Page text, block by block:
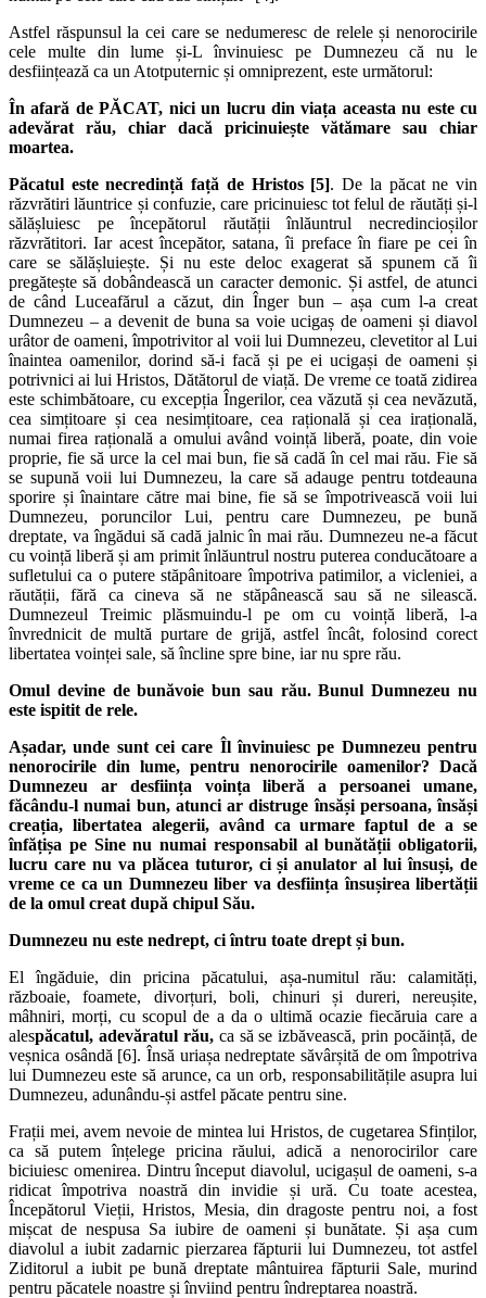
Astfel răspunsul la cei care se nedumeresc de relele și nenorocirile
cele multe din lume și-L învinuiesc pe Dumnezeu că nu le
desființează ca un Atotputernic și omniprezent, este următorul:
În afară de PĂCAT, nici un lucru din viața aceasta nu este cu
adevărat rău, chiar dacă pricinuiește vătămare sau chiar
moartea.
Păcatul este necredință față de Hristos [5]. De la păcat ne vin
răzvrătiri lăuntrice și confuzie, care pricinuiesc tot felul de răutăți și-l
sălășluiesc pe începătorul răutății înlăuntrul necredincioșilor
răzvrătitori. Iar acest începător, satana, îi preface în fiare pe cei în
care se sălășluiește. Și nu este deloc exagerat să spunem că îi
pregătește să dobândească un caracter demonic. Și astfel, de atunci
de când Luceafărul a căzut, din Înger bun – așa cum l-a creat
Dumnezeu – a devenit de buna sa voie ucigaș de oameni și diavol
urâtor de oameni, împotrivitor al voii lui Dumnezeu, clevetitor al Lui
înaintea oamenilor, dorind să-i facă și pe ei ucigași de oameni și
potrivnici ai lui Hristos, Dătătorul de viață. De vreme ce toată zidirea
este schimbătoare, cu excepția Îngerilor, cea văzută și cea nevăzută,
cea simțitoare și cea nesimțitoare, cea rațională și cea irațională,
numai firea rațională a omului având voință liberă, poate, din voie
proprie, fie să urce la cel mai bun, fie să cadă în cel mai rău. Fie să
se supună voii lui Dumnezeu, la care să adauge pentru totdeauna
sporire și înaintare către mai bine, fie să se împotrivească voii lui
Dumnezeu, poruncilor Lui, pentru care Dumnezeu, pe bună
dreptate, va îngădui să cadă jalnic în mai rău. Dumnezeu ne-a făcut
cu voință liberă și am primit înlăuntrul nostru puterea conducătoare a
sufletului ca o putere stăpânitoare împotriva patimilor, a vicleniei, a
răutății, fără ca cineva să ne stăpânească sau să ne silească.
Dumnezeul Treimic plăsmuindu-l pe om cu voință liberă, l-a
învrednicit de multă purtare de grijă, astfel încât, folosind corect
libertatea voinței sale, să încline spre bine, iar nu spre rău.
Omul devine de bunăvoie bun sau rău. Bunul Dumnezeu nu
este ispitit de rele.
Așadar, unde sunt cei care Îl învinuiesc pe Dumnezeu pentru
nenorocirile din lume, pentru nenorocirile oamenilor? Dacă
Dumnezeu ar desființa voința liberă a persoanei umane,
făcându-l numai bun, atunci ar distruge însăși persoana, însăși
creația, libertatea alegerii, având ca urmare faptul de a se
înfățișa pe Sine nu numai responsabil al bunătății obligatorii,
lucru care nu va plăcea tuturor, ci și anulator al lui însuși, de
vreme ce ca un Dumnezeu liber va desființa însușirea libertății
de la omul creat după chipul Său.
Dumnezeu nu este nedrept, ci întru toate drept și bun.
El îngăduie, din pricina păcatului, așa-numitul rău: calamități,
războaie, foamete, divorțuri, boli, chinuri și dureri, nereușite,
mâhniri, morți, cu scopul de a da o ultimă ocazie fiecăruia care a
alespăcatul, adevăratul rău,ca să se izbăvească, prin pocăință, de
veșnica osândă [6]. Însă uriașa nedreptate săvârșită de om împotriva
lui Dumnezeu este să arunce, ca un orb, responsabilitățile asupra lui
Dumnezeu, adunându-și astfel păcate pentru sine.
Frații mei, avem nevoie de mintea lui Hristos, de cugetarea Sfinților,
ca să putem înțelege pricina răului, adică a nenorocirilor care
biciuiesc omenirea. Dintru început diavolul, ucigașul de oameni, s-a
ridicat împotriva noastră din invidie și ură. Cu toate acestea,
Începătorul Vieții, Hristos, Mesia, din dragoste pentru noi, a fost
mișcat de nespusa Sa iubire de oameni și bunătate. Și așa cum
diavolul a iubit zadarnic pierzarea făpturii lui Dumnezeu, tot astfel
Ziditorul a iubit pe bună dreptate mântuirea făpturii Sale, murind
pentru păcatele noastre și înviind pentru îndreptarea noastră.